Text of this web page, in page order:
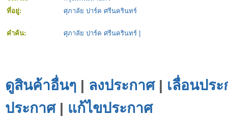
ที่อยู่:
ศุภาลัย ปาร์ค ศรีนครินทร์
คำค้น: ศุภาลัย ปาร์ค ศรีนครินทร์
ดูสินค้าอื่นๆ | ลงประกาศ| เลื่อนปร
ประกาศ| แก้ไขประกาศ